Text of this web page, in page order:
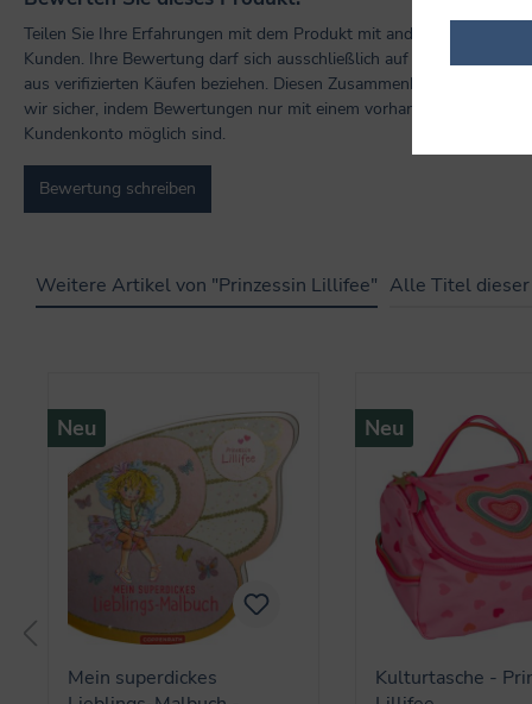
Teilen Sie Ihre Erfahrungen mit dem Produkt mit anderen
Kunden. Ihre Bewertung darf sich ausschließlich auf Produkte
aus verifizierten Käufen beziehen. Diesen Zusammenhang stellen
wir sicher, indem Bewertungen nur mit einem vorhandenen
Kundenkonto möglich sind.
Bewertung schreiben
Weitere Artikel von "Prinzessin Lillifee" Alle Titel dieser
Neu
Mein superdickes
Neu
Kulturtasche -